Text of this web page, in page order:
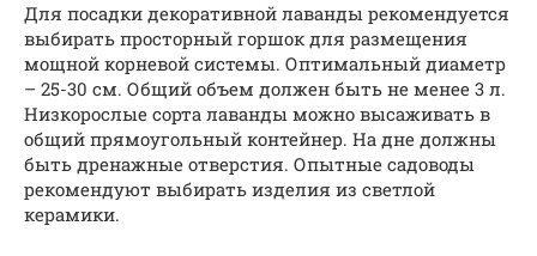
Для посадки декоративной лаванды рекомендуется
выбирать просторный горшок для размещения
мощной корневой системы. Оптимальный диаметр
– 25-30 см. Общий объем должен быть не менее 3 л.
Низкорослые сорта лаванды можно высаживать в
общий прямоугольный контейнер. На дне должны
быть дренажные отверстия. Опытные садоводы
рекомендуют выбирать изделия из светлой
керамики.